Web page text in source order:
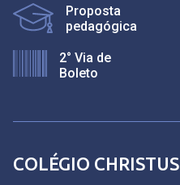
Proposta
pedagógica
2° Via de
Boleto
COLÉGIO CHRISTUS